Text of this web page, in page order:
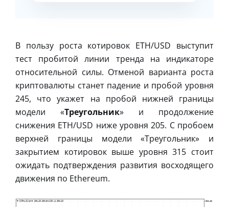
В пользу роста котировок ETH/USD выступит
тест пробитой линии тренда на индикаторе
относительной силы. Отменой варианта роста
криптовалюты станет падение и пробой уровня
245, что укажет на пробой нижней границы
модели «Треугольник» и продолжение
снижения ETH/USD ниже уровня 205. С пробоем
верхней границы модели «Треугольник» и
закрытием котировок выше уровня 315 стоит
ожидать подтверждения развития восходящего
движения по Ethereum.